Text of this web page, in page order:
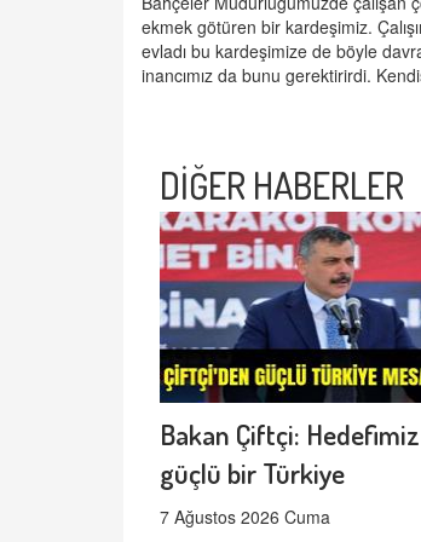
ekmek götüren bir kardeşimiz.
evladı bu kardeşimize de böyle
inancımız da bunu gerektirirdi.
DİĞER HABERLER
Bakan Çiftçi:
güçlü bir Türkiye
7 Ağustos 2026 Cuma